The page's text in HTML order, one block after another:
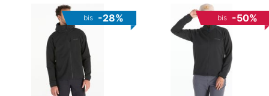
bis -28% bis -50%